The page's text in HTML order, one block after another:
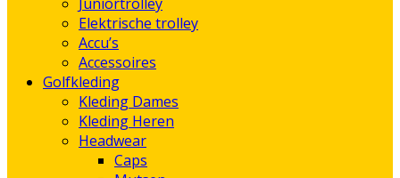
Elektrische trolley
Accu’s
Accessoires
Golfkleding
Kleding Dames
Kleding Heren
Headwear
Caps